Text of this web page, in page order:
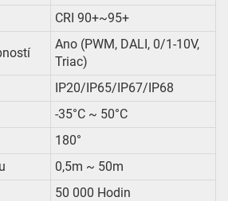
CRI 90+~95+
Ano (PWM, DALI, 0/1-10V,
Triac)
IP20/IP65/IP67/IP68
-35°C ~ 50°C
180°
0,5m ~ 50m
50 000 Hodin